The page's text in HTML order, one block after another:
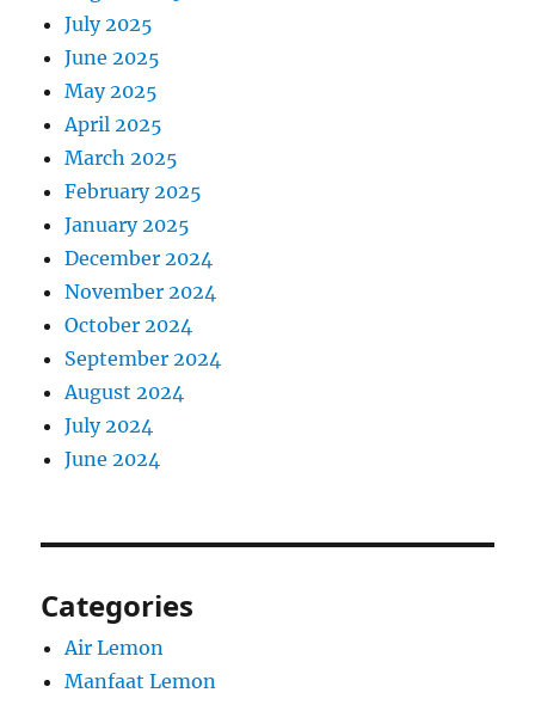
July 2025
June 2025
May 2025
April 2025
March 2025
February 2025
January 2025
December 2024
November 2024
October 2024
September 2024
August 2024
July 2024
June 2024
Categories
Air Lemon
Manfaat Lemon